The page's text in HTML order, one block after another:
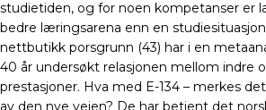
studietiden, og for noen kompetanser er
bedre læringsarena enn en
nettbutikk porsgrunn (43) har i en
40 år undersøkt relasjonen mellom indre
prestasjoner. Hva med E-134 – merkes
av den nye veien? De har betjent det